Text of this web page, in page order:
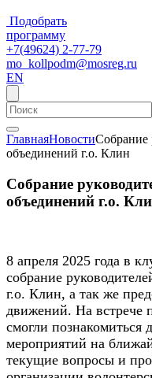
Подобрать
программу
+7(49624) 2-77-79
mo_kollpodm@mosreg.ru
EN
ГлавнаяНовостиСобрание
объединений г.о. Клин
Собрание
объединений г.о.
8 апреля 2025 года в
собрание
г.о. Клин, а так же
движений. На встрече
смогли познакомиться
мероприятий на
текущие вопросы и